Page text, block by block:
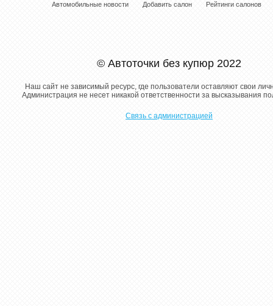
Автомобильные новости Добавить салон Рейтинги салонов
© Автоточки без купюр 2022
Наш сайт не зависимый ресурс, где пользователи оставляют свои
Администрация не несет никакой ответственности за высказывания
Связь с администрацией